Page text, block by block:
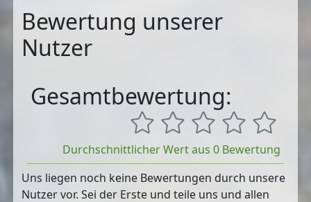
Bewertung unserer
Nutzer
Gesamtbewertung:
Durchschnittlicher Wert aus 0 Bewertung
Uns liegen noch keine Bewertungen durch unsere
Nutzer vor. Sei der Erste und teile uns und allen